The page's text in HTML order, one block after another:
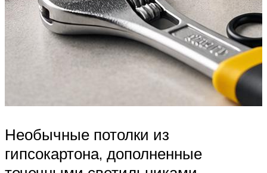
Необычные потолки из
гипсокартона, дополненные